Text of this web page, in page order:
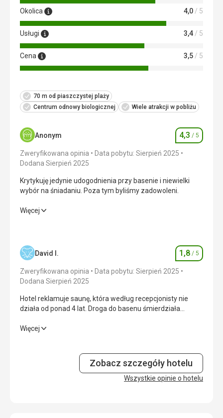
Okolica 4,0 / 5
Usługi 3,4 / 5
Cena 3,5 / 5
70 m od piaszczystej plaży
Centrum odnowy biologicznej
Wiele atrakcji w pobliżu
Anonym Ocena
4,3 / 5
Zweryfikowana opinia
Data pobytu: Sierpień 2025
Dodana Sierpień 2025
Krytykuję jedynie udogodnienia przy basenie i niewielki
wybór na śniadaniu. Poza tym byliśmy zadowoleni.
Krytykuję jedynie udogodnienia przy basenie i niewielki
Zakwaterowanie 5,0/ 5
Okolica
Usługi 4,0
Więcej
David I. Ocena
1,8 / 5
Zweryfikowana opinia
Data pobytu: Sierpień 2025
Dodana Sierpień 2025
Hotel reklamuje saunę, która według recepcjonisty nie
działa od ponad 4 lat. Droga do basenu śmierdziała
basenie była już chłodna.
Hotel reklamuje saunę, która według recepcjonisty nie
basenie była już chłodna.
1,0/ 5
Więcej
Zobacz szczegóły hotelu
Wszystkie opinie o hotelu